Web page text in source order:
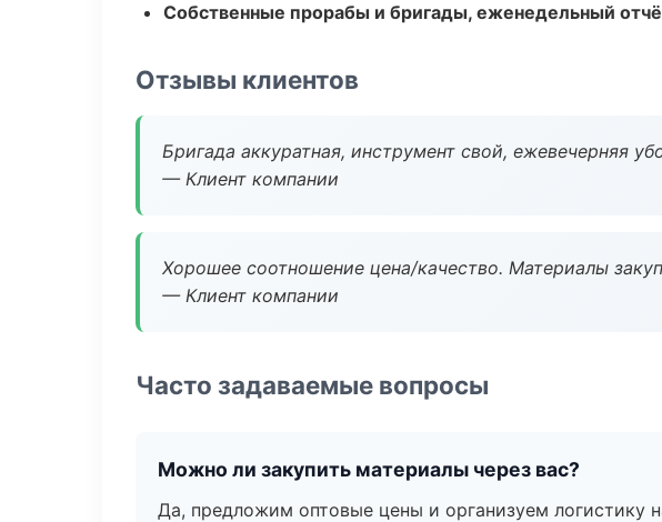
Собственные прорабы и бригады, еженедельный
Отзывы клиентов
Бригада аккуратная, инструмент свой, ежевечерняя
— Клиент компании
Хорошее соотношение цена/качество. Материалы
— Клиент компании
Часто задаваемые вопросы
Можно ли закупить материалы через вас?
Да, предложим оптовые цены и организуем логистику